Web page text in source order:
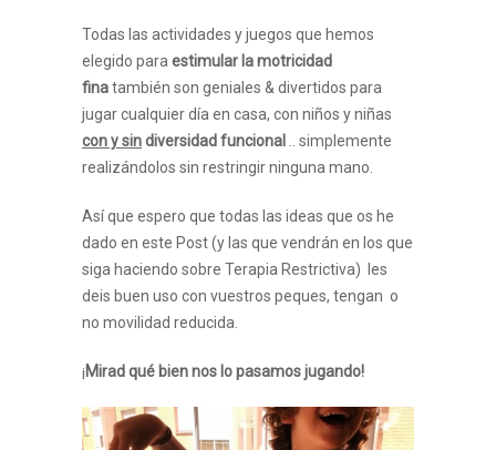
Todas las actividades y juegos que hemos
elegido paraestimular la motricidad
finatambién son geniales & divertidos para
jugar cualquier día en casa, con niños y niñas
con y sindiversidad funcional .. simplemente
realizándolos sin restringir ninguna mano.
Así que espero que todas las ideas que os he
dado en este Post (y las que vendrán en los que
siga haciendo sobre Terapia Restrictiva) les
deis buen uso con vuestros peques, tengan o
no movilidad reducida.
¡Mirad qué bien nos lo pasamos jugando!